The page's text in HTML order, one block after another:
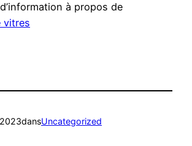
à propos de
vitres
dansUncategorized